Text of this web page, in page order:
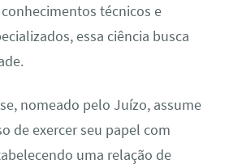
técnicos e
essa ciência busca
nomeado pelo Juízo, assume
de exercer seu papel com
uma relação de